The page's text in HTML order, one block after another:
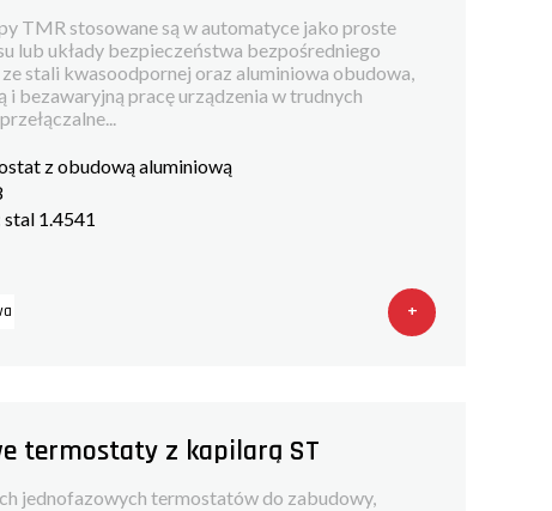
TMR stosowane są w automatyce jako proste
lub układy bezpieczeństwa bezpośredniego
ze stali kwasoodpornej oraz aluminiowa obudowa,
i bezawaryjną pracę urządzenia w trudnych
z obudową aluminiową
stal 1.4541
+
termostaty z kapilarą ST
jednofazowych termostatów do zabudowy,